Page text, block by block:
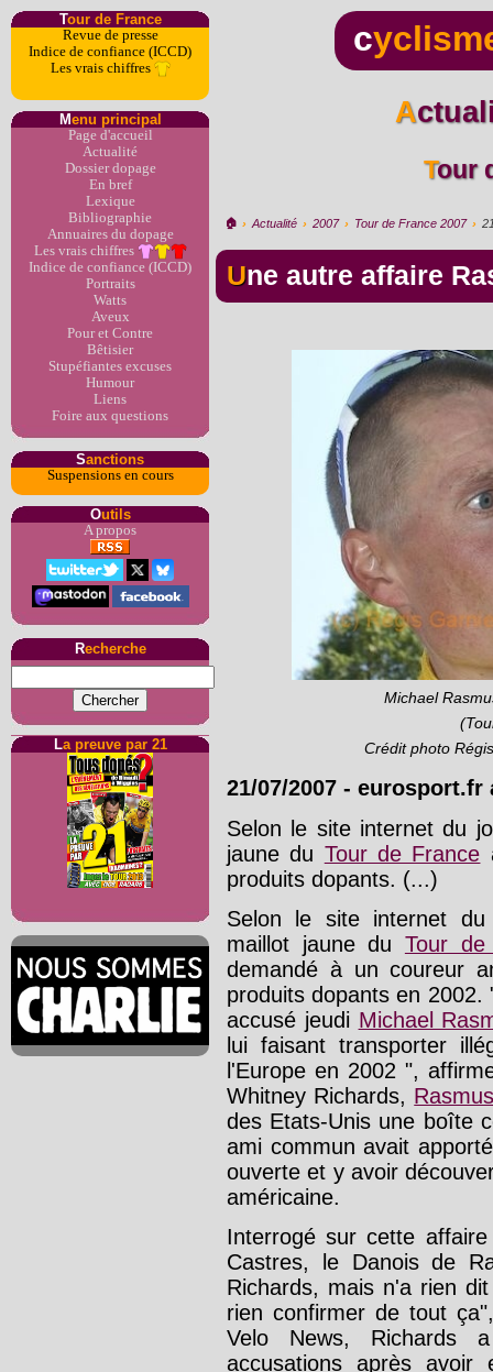
Tour de France
Revue de presse
Indice de confiance (ICCD)
Les vrais chiffres
Menu principal
Page d'accueil
Actualité
Dossier dopage
En bref
Lexique
Bibliographie
Annuaires du dopage
Les vrais chiffres
Indice de confiance (ICCD)
Portraits
Watts
Aveux
Pour et Contre
Bêtisier
Stupéfiantes excuses
Humour
Liens
Foire aux questions
Sanctions
Suspensions en cours
Outils
A propos
Recherche
La preuve par 21
c
🏠︎ › Actualité › 2007 › Tour de France 2007 ›
Une autre affaire
Michael
Crédit photo
21/07/2007 - eurosport.fr
Selon le site internet du
jaune du Tour de France
produits dopants. (...)
Selon le site internet du
maillot jaune du Tour de
demandé à un coureur
produits dopants en
accusé jeudi Michael
lui faisant transporter
l'Europe en 2002 ",
Whitney Richards,
des Etats-Unis une boîte
ami commun avait
ouverte et y avoir
américaine.
Interrogé sur cette
Castres, le Danois de
Richards, mais n'a rien
rien confirmer de tout
Velo News, Richards
accusations après avoir